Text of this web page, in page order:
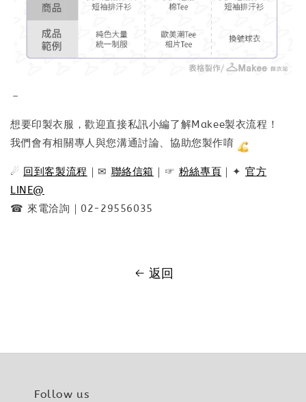
－
想要印製衣服，歡迎直接私訊小編了解Makee製衣流程！
我們會有相關專人與您溝通討論、協助您製作唷
☄ 回到客製流程 ｜✉ 聯絡信箱 ｜☞ 粉絲專頁 ｜✦官方
LINE@
☎ 來電洽詢｜02-29556035
返回
Follow us